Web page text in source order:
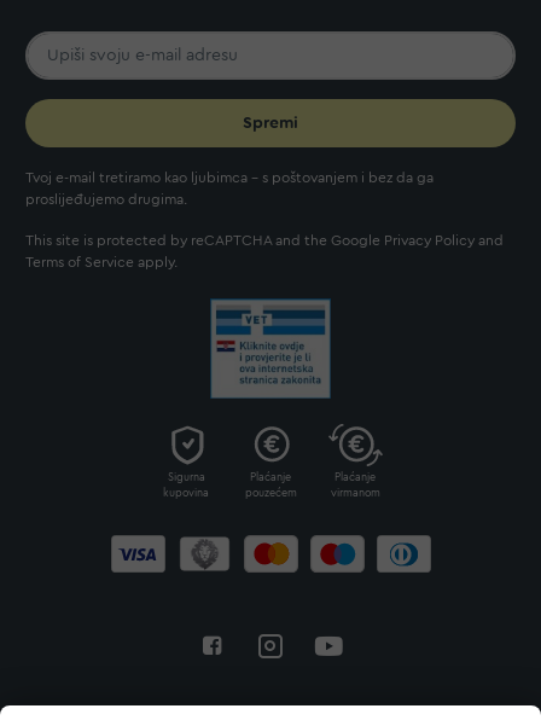
Spremi
Tvoj e-mail tretiramo kao ljubimca - s poštovanjem i bez da ga
proslijeđujemo drugima.
This site is protected by reCAPTCHA and the Google Privacy Policy and
Terms of Service apply.
Sigurna
kupovina
Plaćanje
pouzećem
Plaćanje
virmanom